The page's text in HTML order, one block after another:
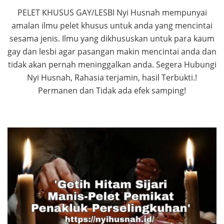
PELET KHUSUS GAY/LESBI Nyi Husnah mempunyai
amalan ilmu pelet khusus untuk anda yang mencintai
sesama jenis. Ilmu yang dikhususkan untuk para kaum
gay dan lesbi agar pasangan makin mencintai anda dan
tidak akan pernah meninggalkan anda. Segera Hubungi
Nyi Husnah, Rahasia terjamin, hasil Terbukti.!
Permanen dan Tidak ada efek samping!